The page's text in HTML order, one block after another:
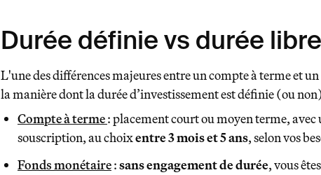
Durée définie vs durée libre
L'une des différences majeures entre un compte à terme et
la manière dont la durée d’investissement est définie (ou
Compte à terme: placement court ou moyen terme, avec
souscription, au choixentre 3 mois et 5 ans, selon vos
Fonds monétaire:sans engagement de durée, vous